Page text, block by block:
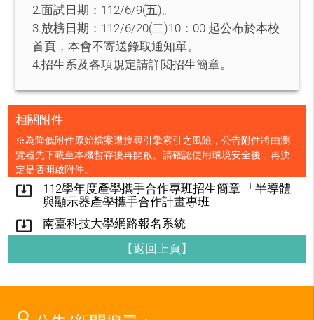
2.面試日期：112/6/9(五)。
3.放榜日期：112/6/20(二)10：00 起公布於本校
首頁，本會不寄送錄取通知單。
4.招生系及各項規定請詳閱招生簡章。
相關附件
※為降低附件原始檔案遭搜尋引擎索引之風險，公告附件將由瀏
覽器先下載至本機暫存後再開啟。請確認使用環境安全後，再決
定是否開啟附件。
system_update_alt
112學年度產學攜手合作專班招生簡章 「半導體
與顯示器產學攜手合作計畫專班」
system_update_alt
南臺科技大學網路報名系統
【返回上頁】